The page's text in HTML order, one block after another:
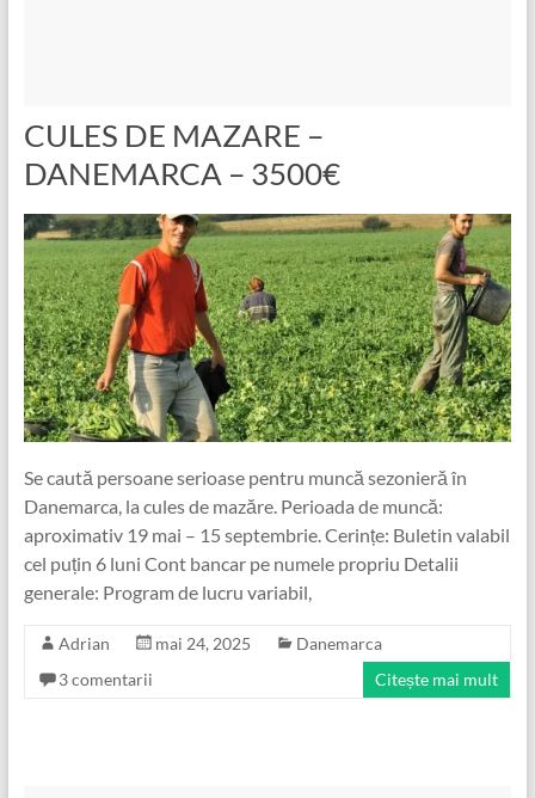
CULES DE MAZARE –
DANEMARCA – 3500€
Se caută persoane serioase pentru muncă sezonieră în
Danemarca, la cules de mazăre. Perioada de muncă:
aproximativ 19 mai – 15 septembrie. Cerințe: Buletin valabil
cel puțin 6 luni Cont bancar pe numele propriu Detalii
generale: Program de lucru variabil,
Adrian mai 24, 2025
Danemarca
3 comentarii
Citește mai mult